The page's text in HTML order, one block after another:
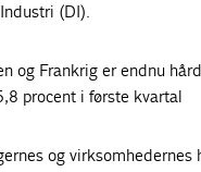
(DI).
og Frankrig er endnu
procent i første kvartal
og